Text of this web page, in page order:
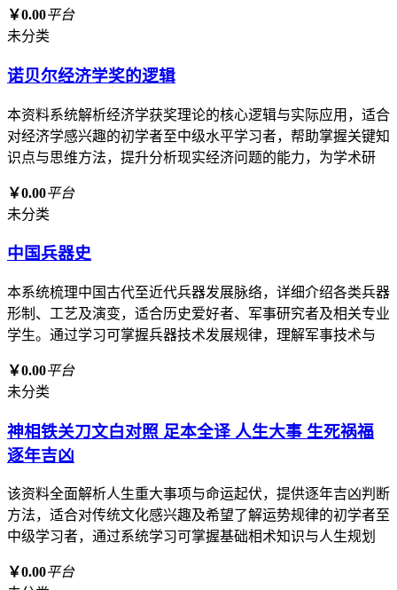
￥0.00平台
未分类
诺贝尔经济学奖的逻辑
本资料系统解析经济学获奖理论的核心逻辑与实际应用，适合
对经济学感兴趣的初学者至中级水平学习者，帮助掌握关键知
识点与思维方法，提升分析现实经济问题的能力，为学术研
￥0.00平台
未分类
中国兵器史
本系统梳理中国古代至近代兵器发展脉络，详细介绍各类兵器
形制、工艺及演变，适合历史爱好者、军事研究者及相关专业
学生。通过学习可掌握兵器技术发展规律，理解军事技术与
￥0.00平台
未分类
神相铁关刀文白对照 足本全译 人生大事 生死祸福
逐年吉凶
该资料全面解析人生重大事项与命运起伏，提供逐年吉凶判断
方法，适合对传统文化感兴趣及希望了解运势规律的初学者至
中级学习者，通过系统学习可掌握基础相术知识与人生规划
￥0.00平台